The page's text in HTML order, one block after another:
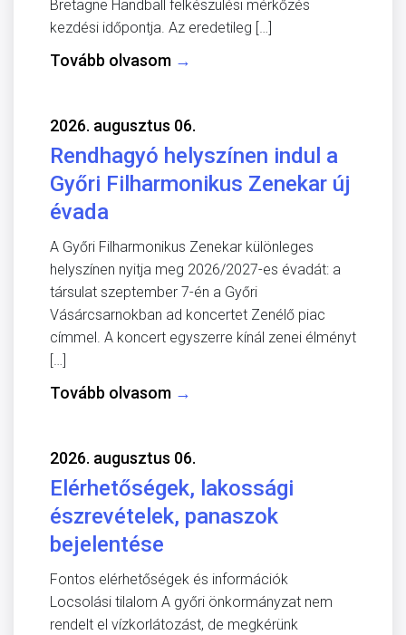
Bretagne Handball felkészülési mérkőzés
kezdési időpontja. Az eredetileg […]
Tovább olvasom →
2026. augusztus 06.
Rendhagyó helyszínen indul a
Győri Filharmonikus Zenekar új
évada
A Győri Filharmonikus Zenekar különleges
helyszínen nyitja meg 2026/2027-es évadát: a
társulat szeptember 7-én a Győri
Vásárcsarnokban ad koncertet Zenélő piac
címmel. A koncert egyszerre kínál zenei élményt
[…]
Tovább olvasom →
2026. augusztus 06.
Elérhetőségek, lakossági
észrevételek, panaszok
bejelentése
Fontos elérhetőségek és információk
Locsolási tilalom A győri önkormányzat nem
rendelt el vízkorlátozást, de megkérünk